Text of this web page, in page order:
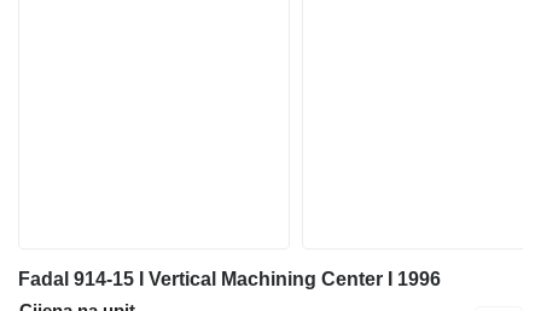
Fadal 914-15 I Vertical Machining Center I 1996